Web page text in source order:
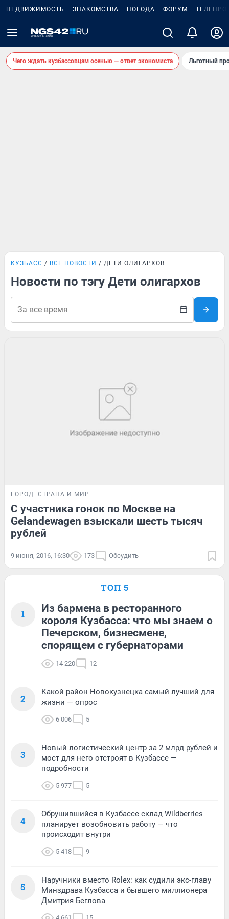
НЕДВИЖИМОСТЬ ЗНАКОМСТВА ПОГОДА ФОРУМ
Чего ждать кузбассовцам осенью — ответ экономиста Льготный
КУЗБАСС ВСЕ НОВОСТИ ДЕТИ ОЛИГАРХОВ
Новости по тэгу Дети олигархов
ГОРОД СТРАНА И МИР
С участника гонок по Москве на
Gelandewagen взыскали шесть тысяч
рублей
9 июня, 2016, 16:30 173 Обсудить
ТОП 5
1
Из бармена в ресторанного
короля Кузбасса: что мы знаем о
Печерском, бизнесмене,
спорящем с губернаторами
14 220 12
2
Какой район Новокузнецка самый лучший для
жизни — опрос
6 006 5
3
Новый логистический центр за 2 млрд рублей и
мост для него отстроят в Кузбассе —
подробности
5 977 5
4
Обрушившийся в Кузбассе склад Wildberries
планирует возобновить работу — что
происходит внутри
5 418 9
5
Наручники вместо Rolex: как судили экс-главу
Минздрава Кузбасса и бывшего миллионера
Дмитрия Беглова